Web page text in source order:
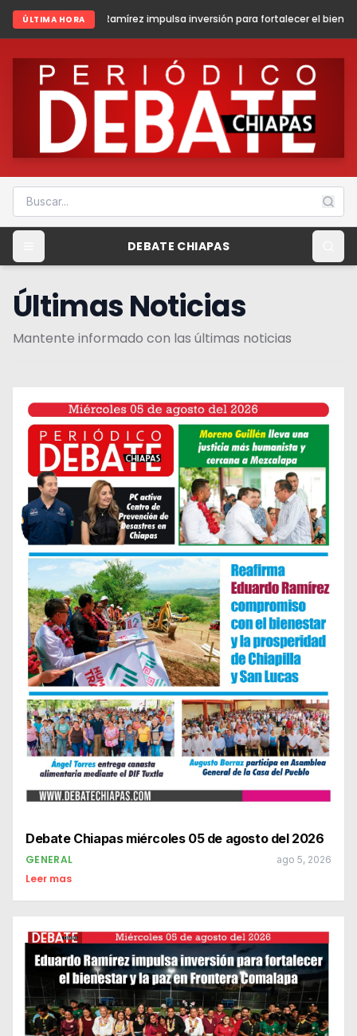
ÚLTIMA HORA
impulsa inversión para fortalecer el bienestar y la paz en
DEBATE CHIAPAS
Últimas Noticias
Mantente informado con las últimas noticias
Debate Chiapas miércoles 05 de agosto del 2026
GENERAL ago 5, 2026
Leer mas